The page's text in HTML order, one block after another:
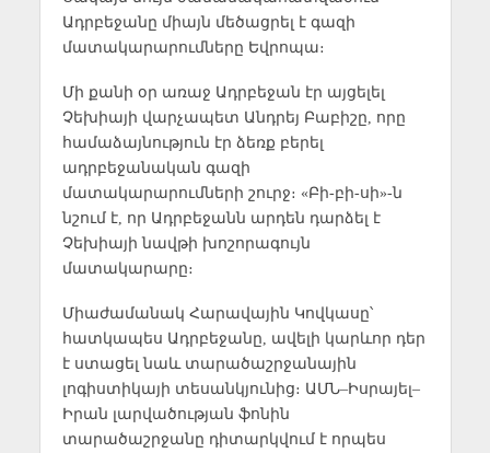
Ադրբեջանը միայն մեծացրել է գազի
մատակարարումները Եվրոպա։
Մի քանի օր առաջ Ադրբեջան էր այցելել
Չեխիայի վարչապետ Անդրեյ Բաբիշը, որը
համաձայնություն էր ձեռք բերել
ադրբեջանական գազի
մատակարարումների շուրջ։ «Բի-բի-սի»-ն
նշում է, որ Ադրբեջանն արդեն դարձել է
Չեխիայի նավթի խոշորագույն
մատակարարը։
Միաժամանակ Հարավային Կովկասը՝
հատկապես Ադրբեջանը, ավելի կարևոր դեր
է ստացել նաև տարածաշրջանային
լոգիստիկայի տեսանկյունից։ ԱՄՆ–Իսրայել–
Իրան լարվածության ֆոնին
տարածաշրջանը դիտարկվում է որպես